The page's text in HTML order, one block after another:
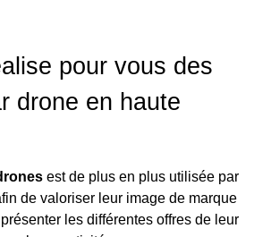
pour vous des
drone en haute
est de plus en plus utilisée par
de valoriser leur image de marque
les différentes offres de leur